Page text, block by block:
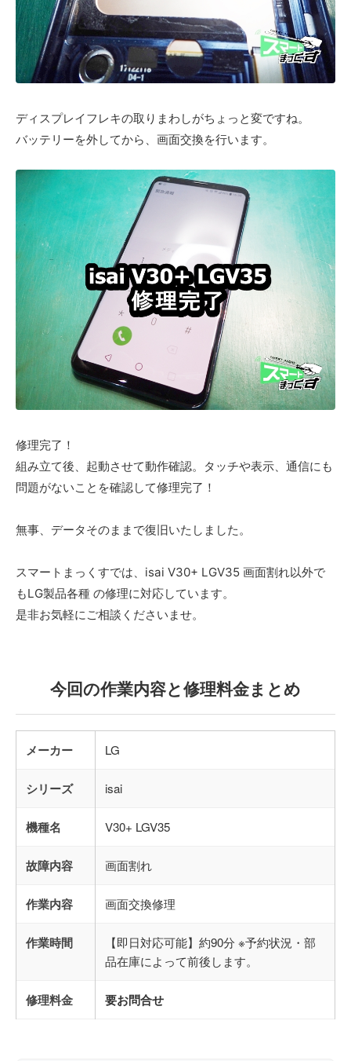
ディスプレイフレキの取りまわしがちょっと変ですね。
バッテリーを外してから、画面交換を行います。
修理完了！
組み立て後、起動させて動作確認。タッチや表示、通信にも
問題がないことを確認して修理完了！
無事、データそのままで復旧いたしました。
スマートまっくすでは、isai V30+ LGV35 画面割れ以外で
もLG製品各種 の修理に対応しています。
是非お気軽にご相談くださいませ。
今回の作業内容と修理料金まとめ
メーカー LG
シリーズ isai
機種名 V30+ LGV35
故障内容 画面割れ
作業内容 画面交換修理
作業時間
【即日対応可能】約90分 ※予約状況・部
品在庫によって前後します。
修理料金 要お問合せ